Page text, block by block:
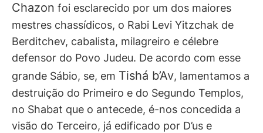
Chazon foi esclarecido por um dos maiores
mestres chassídicos, o Rabi Levi Yitzchak de
Berditchev, cabalista, milagreiro e célebre
defensor do Povo Judeu. De acordo com esse
grande Sábio, se, em Tishá b’Av, lamentamos a
destruição do Primeiro e do Segundo Templos,
no Shabat que o antecede, é-nos concedida a
visão do Terceiro, já edificado por D’us e